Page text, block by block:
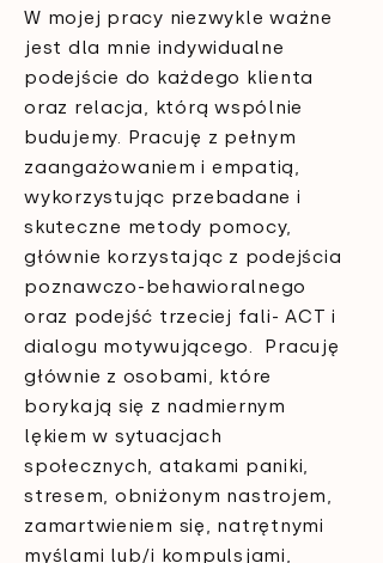
W mojej pracy niezwykle ważne
jest dla mnie indywidualne
podejście do każdego klienta
oraz relacja, którą wspólnie
budujemy. Pracuję z pełnym
zaangażowaniem i empatią,
wykorzystując przebadane i
skuteczne metody pomocy,
głównie korzystając z podejścia
poznawczo-behawioralnego
oraz podejść trzeciej fali- ACT i
dialogu motywującego. Pracuję
głównie z osobami, które
borykają się z nadmiernym
lękiem w sytuacjach
społecznych, atakami paniki,
stresem, obniżonym nastrojem,
zamartwieniem się, natrętnymi
myślami lub/i kompulsjami,